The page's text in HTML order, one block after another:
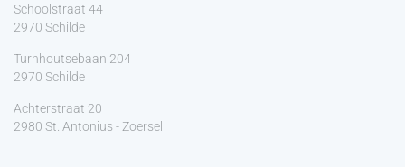
Schoolstraat 44
2970 Schilde
Turnhoutsebaan 204
2970 Schilde
Achterstraat 20
2980 St. Antonius - Zoersel